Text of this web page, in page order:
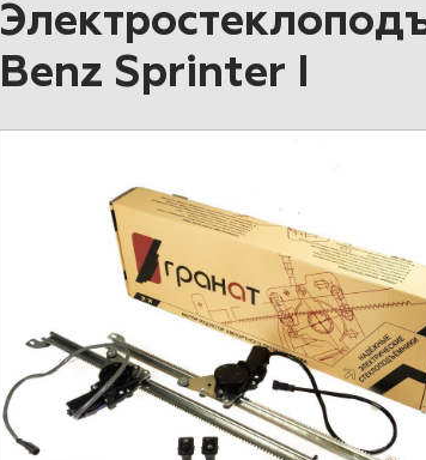
Benz Sprinter I